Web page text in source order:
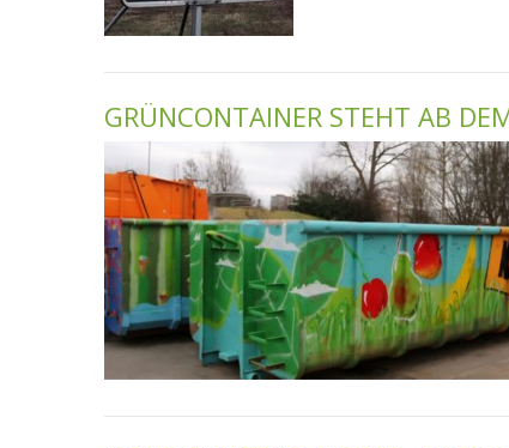
GRÜNCONTAINER STEHT AB